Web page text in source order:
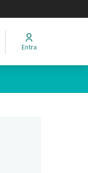
Entra